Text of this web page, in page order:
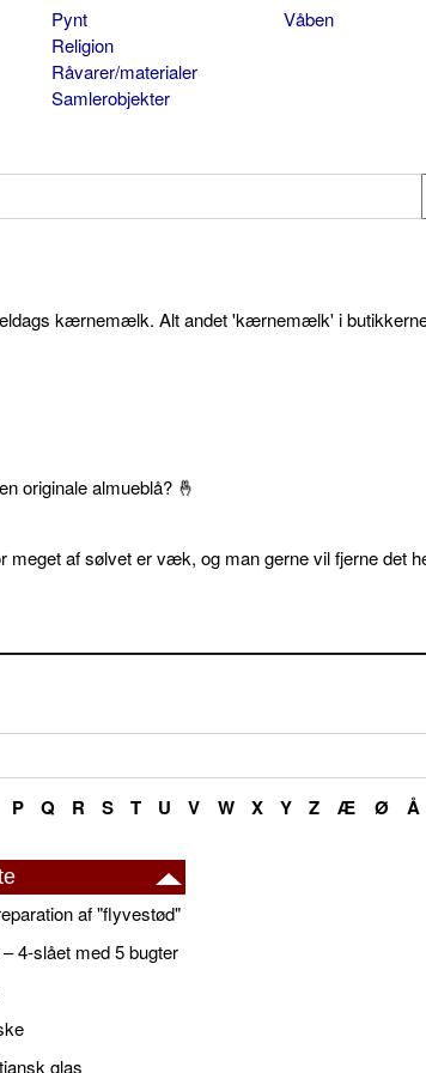
Pynt
Religion
Råvarer/materialer
Samlerobjekter
Våben
kærnemælk. Alt andet 'kærnemælk' i
originale almueblå? 🤞
af sølvet er væk, og man gerne vil fjerne det
P Q R S T U V W X Y Z Æ Ø Å
af "flyvestød"
4-slået med 5 bugter
glas